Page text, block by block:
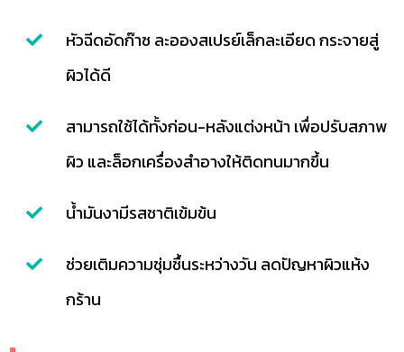
หัวฉีดอัดก๊าซ ละอองสเปรย์เล็กละเอียด กระจายสู่
ผิวได้ดี
สามารถใช้ได้ทั้งก่อน-หลังแต่งหน้า เพื่อปรับสภาพ
ผิว และล็อกเครื่องสำอางให้ติดทนมากขึ้น
น้ำมันงามีรสชาติเข้มข้น
ช่วยเติมความชุ่มชื้นระหว่างวัน ลดปัญหาผิวแห้ง
กร้าน